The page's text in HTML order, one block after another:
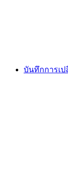
บันทึกการเป